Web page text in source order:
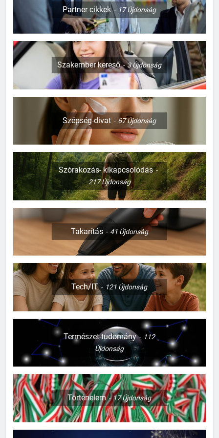
Partner cikkek 17Újdonság
Szakember kereső 3Újdonság
Szépség-divat 67Újdonság
Szórakozás- kikapcsolódás
217Újdonság
Takarítás 41 Újdonság
Tech/IT 121 Újdonság
Természet-tudomány
112
Újdonság
Történelem 17Újdonság
127
Mi kell a templomi esküvőhöz?
CSALÁD-GYEREK-KAPCSOLATOK
ÉRDEKESSÉGEK
Mi kell a babaszobába?
CSALÁD-GYEREK-KAPCSOLATOK
ÉRDEKESSÉGEK
129
Mikor kell családi szabályokat
felülvizsgálni
CSALÁD-GYEREK-KAPCSOLATOK
ÉRDEKESSÉGEK
130
Mikor érdemes nagyobb lakásba
költözni?
CSALÁD-GYEREK-KAPCSOLATOK
ÉRDEKESSÉGEK
1
Kipróbáltuk a digitális detoxot: